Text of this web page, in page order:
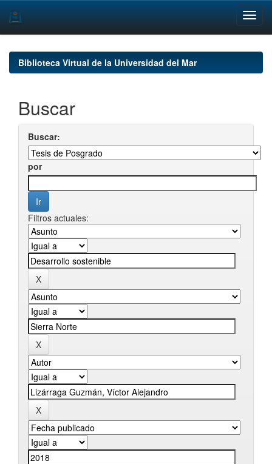
navigationBiblioteca Virtual de la Universidad del Mar
Buscar
Buscar:
por
Filtros actuales: